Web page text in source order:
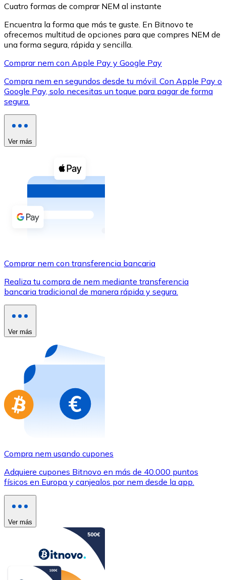
XRP
XRP
Ver todo
Compra criptomonedas con efectivo en tu tienda más
Comprar con efectivo
Transferencia SEPA
Utiliza tarjetas Visa y Mastercard para comprar
Comprar con tarjeta
Compra tarjetas regalo de tus marcas favoritas con
Ir a la tienda de tarjetas regalo
Cuatro formas de comprar NEM al instante
Encuentra la forma que más te guste. En Bitnovo te
ofrecemos multitud de opciones para que compres NEM de
una forma segura, rápida y sencilla.
Comprar nem con Apple Pay y Google Pay
Compra nem en segundos desde tu móvil. Con Apple Pay o
Google Pay, solo necesitas un toque para pagar de forma
segura.
Ver más
Comprar nem con transferencia bancaria
Realiza tu compra de nem mediante transferencia
bancaria tradicional de manera rápida y segura.
Ver más
Compra nem usando cupones
Adquiere cupones Bitnovo en más de 40.000 puntos
físicos en Europa y canjealos por nem desde la app.
Ver más